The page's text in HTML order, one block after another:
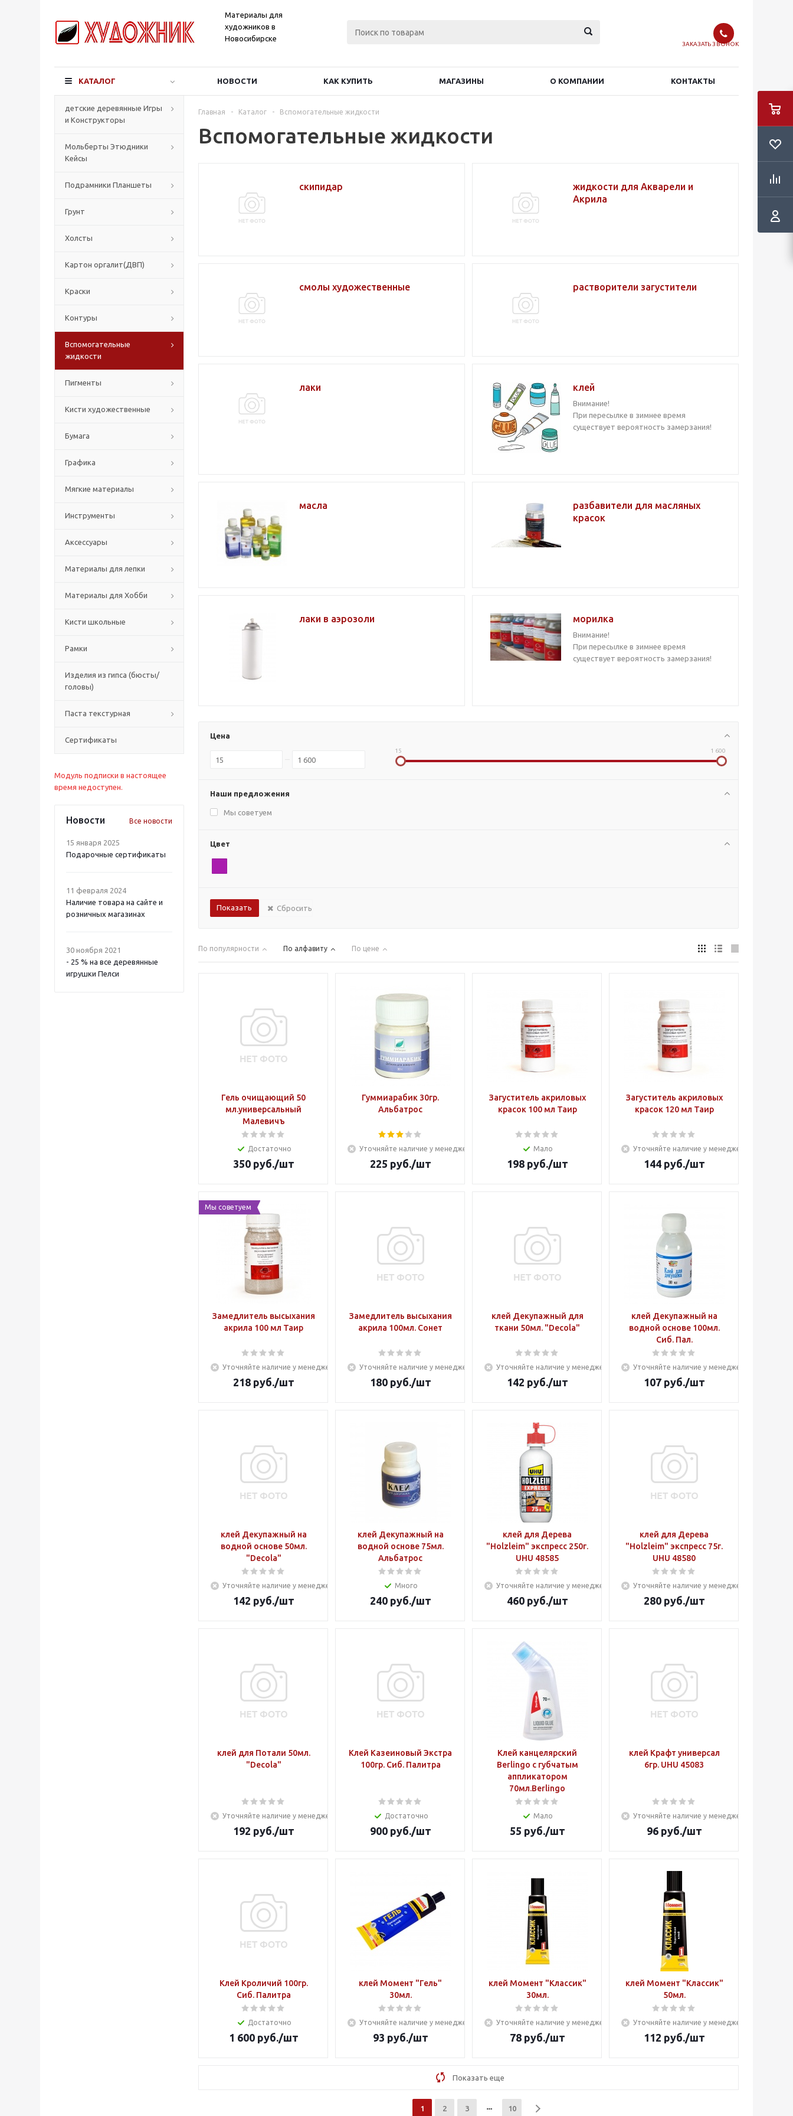
Материалы для
художников в
Новосибирске
ЗАКАЗАТЬ ЗВОНОК
КАТАЛОГ НОВОСТИ КАК КУПИТЬ МАГАЗИНЫ О КОМПАНИИ КОНТАКТЫ
детские деревянные Игры
и Конструкторы
Мольберты Этюдники
Кейсы
Подрамники Планшеты
Грунт
Холсты
Картон оргалит(ДВП)
Краски
Контуры
Вспомогательные
жидкости
Пигменты
Кисти художественные
Бумага
Графика
Мягкие материалы
Инструменты
Аксессуары
Материалы для лепки
Материалы для Хобби
Кисти школьные
Рамки
Изделия из гипса (бюсты/
головы)
Паста текстурная
Сертификаты
Модуль подписки в настоящее
время недоступен.
Новости Все новости
15 января 2025
Подарочные сертификаты
11 февраля 2024
Наличие товара на сайте и
розничных магазинах
30 ноября 2021
- 25 % на все деревянные
игрушки Пелси
Главная - Каталог - Вспомогательные жидкости
Вспомогательные жидкости
скипидар
жидкости для Акварели и
Акрила
смолы художественные растворители загустители
лаки клей
Внимание!
При пересылке в зимнее время
существует вероятность замерзания!
масла
разбавители для масляных
красок
лаки в аэрозоли морилка
Внимание!
При пересылке в зимнее время
существует вероятность замерзания!
Цена
15 1 600
Наши предложения
Мы советуем
Цвет
Сбросить
По популярности По алфавиту По цене
Гель очищающий 50
мл.универсальный
Малевичъ
Достаточно
350руб./шт
Гуммиарабик 30гр.
Альбатрос
Уточняйте наличие у менеджера
225 руб./шт
Загуститель акриловых
красок 100 мл Таир
Мало
198руб./шт
Загуститель акриловых
красок 120 мл Таир
Уточняйте наличие у менеджера
144руб./шт
Мы советуем
Замедлитель высыхания
акрила 100 мл Таир
Уточняйте наличие у менеджера
218руб./шт
Замедлитель высыхания
акрила 100мл. Сонет
Уточняйте наличие у менеджера
180руб./шт
клей Декупажный для
ткани 50мл. "Decola"
Уточняйте наличие у менеджера
142 руб./шт
клей Декупажный на
водной основе 100мл.
Сиб. Пал.
Уточняйте наличие у менеджера
107руб./шт
клей Декупажный на
водной основе 50мл.
"Decola"
Уточняйте наличие у менеджера
142 руб./шт
клей Декупажный на
водной основе 75мл.
Альбатрос
Много
240руб./шт
клей для Дерева
"Holzleim" экспресс 250г.
UHU 48585
Уточняйте наличие у менеджера
460руб./шт
клей для Дерева
"Holzleim" экспресс 75г.
UHU 48580
Уточняйте наличие у менеджера
280руб./шт
клей для Потали 50мл.
"Decola"
Уточняйте наличие у менеджера
192 руб./шт
Клей Казеиновый Экстра
100гр. Сиб. Палитра
Достаточно
900руб./шт
Клей канцелярский
Berlingo с губчатым
аппликатором
70мл.Berlingo
Мало
55 руб./шт
клей Крафт универсал
6гр. UHU 45083
Уточняйте наличие у менеджера
96руб./шт
Клей Кроличий 100гр.
Сиб. Палитра
Достаточно
1 600руб./шт
клей Момент "Гель"
30мл.
Уточняйте наличие у менеджера
93 руб./шт
клей Момент "Классик"
30мл.
Уточняйте наличие у менеджера
78руб./шт
клей Момент "Классик"
50мл.
Уточняйте наличие у менеджера
112 руб./шт
Показать еще
1 2 3 10